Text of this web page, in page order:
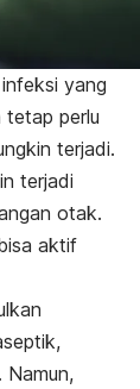
yang
tetap perlu
terjadi.
terjadi
otak.
aktif
Namun,